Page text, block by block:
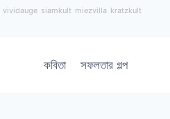
vividauge siamkult miezvilla kratzkult
কবিতা সফলতার গল্প